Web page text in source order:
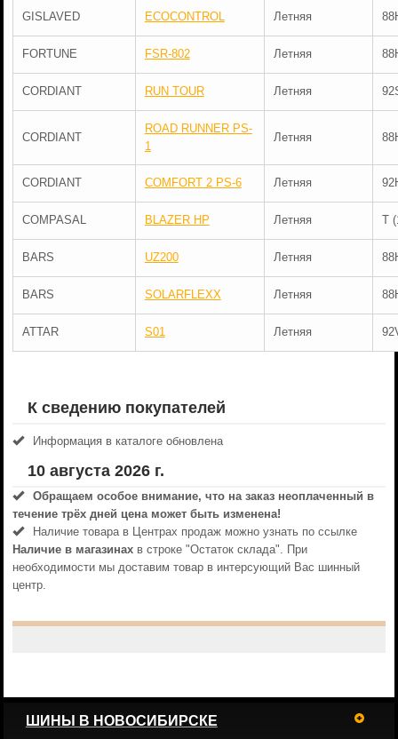
GISLAVED ECOCONTROL Летняя
FORTUNE FSR-802 Летняя
CORDIANT RUN TOUR Летняя
CORDIANT
ROAD RUNNER PS-
1
Летняя
CORDIANT COMFORT 2 PS-6 Летняя
COMPASAL BLAZER HP Летняя T
BARS UZ200 Летняя
BARS SOLARFLEXX Летняя
ATTAR S01 Летняя
К сведению покупателей
Информация в каталоге обновлена
10 августа 2026 г.
Обращаем особое внимание, что на заказ неоплаченный в
течениe трёх дней цена может быть изменена!
Наличие товара в Центрах продаж можно узнать по ссылке
Наличие в магазинахв строке "Остаток склада". При
необходимости мы доставим товар в интерсующий Вас шинный
центр.
ШИНЫ В НОВОСИБИРСКЕ